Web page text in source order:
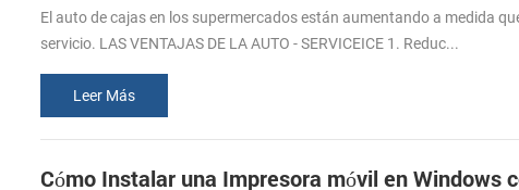
El auto de cajas en los supermercados están aumentando a medida
servicio. LAS VENTAJAS DE LA AUTO - SERVICEICE 1. Reduc...
Leer Más
Cómo Instalar una Impresora móvil en Windows